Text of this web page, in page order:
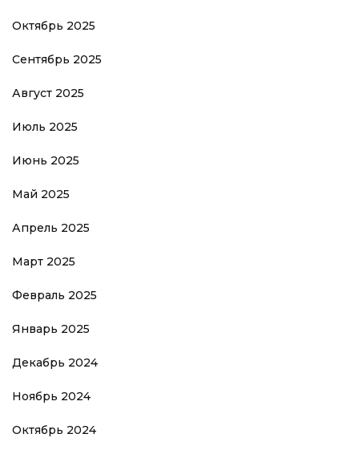
Октябрь 2025
Сентябрь 2025
Август 2025
Июль 2025
Июнь 2025
Май 2025
Апрель 2025
Март 2025
Февраль 2025
Январь 2025
Декабрь 2024
Ноябрь 2024
Октябрь 2024